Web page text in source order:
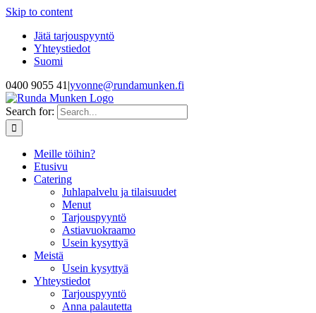
Skip to content
Jätä tarjouspyyntö
Yhteystiedot
Suomi
0400 9055 41 |yvonne@rundamunken.fi
Search for:
Meille töihin?
Etusivu
Catering
Juhlapalvelu ja tilaisuudet
Menut
Tarjouspyyntö
Astiavuokraamo
Usein kysyttyä
Meistä
Usein kysyttyä
Yhteystiedot
Tarjouspyyntö
Anna palautetta